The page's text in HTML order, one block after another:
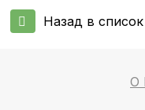
Назад в список
О